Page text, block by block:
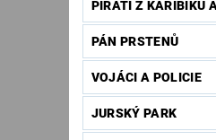
PIRÁTI Z KARIBIKU
PÁN PRSTENŮ
VOJÁCI A POLICIE
JURSKÝ PARK